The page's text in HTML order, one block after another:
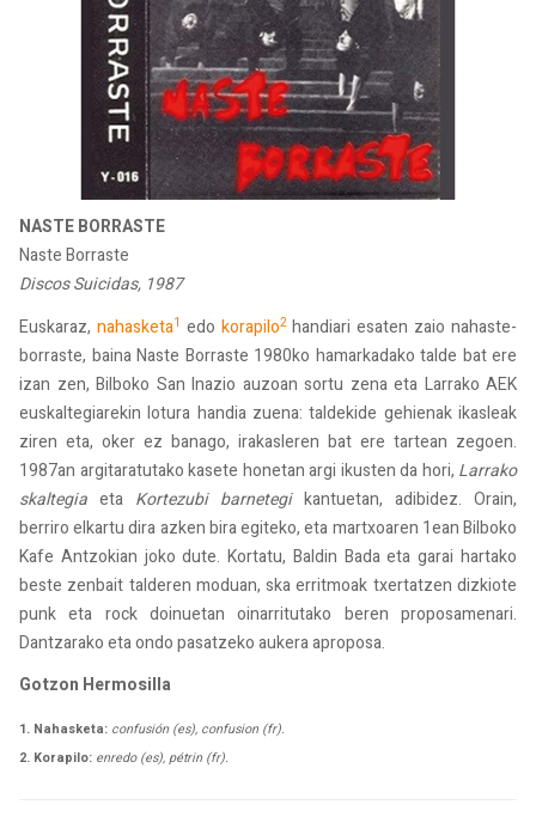
NASTE BORRASTE
Naste Borraste
Discos Suicidas, 1987
Euskaraz, nahasketa1 edo korapilo2handiari esaten zaio nahaste-
borraste, baina Naste Borraste 1980ko hamarkadako talde bat ere
izan zen, Bilboko San Inazio auzoan sortu zena eta Larrako AEK
euskaltegiarekin lotura handia zuena: taldekide gehienak ikasleak
ziren eta, oker ez banago, irakasleren bat ere tartean zegoen.
1987an argitaratutako kasete honetan argi ikusten da hori, Larrako
skaltegia eta Kortezubi barnetegikantuetan, adibidez. Orain,
berriro elkartu dira azken bira egiteko, eta martxoaren 1ean Bilboko
Kafe Antzokian joko dute. Kortatu, Baldin Bada eta garai hartako
beste zenbait talderen moduan, ska erritmoak txertatzen dizkiote
punk eta rock doinuetan oinarritutako beren proposamenari.
Dantzarako eta ondo pasatzeko aukera aproposa.
Gotzon Hermosilla
1. Nahasketa: confusión (es), confusion (fr).
2. Korapilo: enredo (es), pétrin (fr).